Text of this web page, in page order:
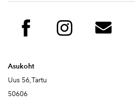
Asukoht
Uus 56,Tartu
50606